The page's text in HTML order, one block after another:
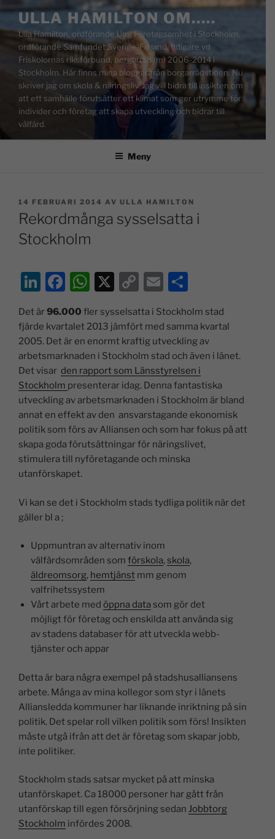
ULLA HAMILTON OM…..
Ulla Hamilton, ordförande Ung Företagsamhet i Stockholm,
ordförande Samfundet Sverige-Finland, tidigare vd
Friskolornas riksförbund, borgarråd (m) 2006-2014 i
Stockholm. Här finns mina bloggar från borgarrådstiden. Nu
skriver jag om skola & näringsliv. Jag vill bidra till insikten om
att ett samhälle förutsätter ett klimat som ger utrymme för
individer och företag att skapa utveckling och bidrar till
välfärd.
Meny
14 FEBRUARI 2014 AV ULLA HAMILTON
Rekordmånga sysselsatta i
Stockholm
Li
k
e
dI
n
F
c
e
b
o
o
k
W
at
s
A
p
p
X
C
p
y
Li
n
k
E
ai
l
a
Det är96.000 fler sysselsatta i Stockholm stad
fjärde kvartalet 2013 jämfört med samma kvartal
2005. Det är en enormt kraftig utveckling av
arbetsmarknaden i Stockholm stad och även i länet.
Det visar den rapport som Länsstyrelsen i
Stockholm presenterar idag. Denna fantastiska
utveckling av arbetsmarknaden i Stockholm är bland
annat en effekt av den ansvarstagande ekonomisk
politik som förs av Alliansen och som har fokus på att
skapa goda förutsättningar för näringslivet,
stimulera till nyföretagande och minska
utanförskapet.
Vi kan se det i Stockholm stads tydliga politik när det
gäller bl a ;
Uppmuntran av alternativ inom
välfärdsområden som förskola,skola,
äldreomsorg, hemtjänst mm genom
valfrihetssystem
Vårt arbete med öppna data som gör det
möjligt för företag och enskilda att använda sig
av stadens databaser för att utveckla webb-
tjänster och appar
Detta är bara några exempel på stadshusalliansens
arbete. Många av mina kollegor som styr i länets
Alliansledda kommuner har liknande inriktning på sin
politik. Det spelar roll vilken politik som förs! Insikten
måste utgå ifrån att det är företag som skapar jobb,
inte politiker.
Stockholm stads satsar mycket på att minska
utanförskapet. Ca 18000 personer har gått från
utanförskap till egen försörjning sedan Jobbtorg
Stockholm infördes 2008.